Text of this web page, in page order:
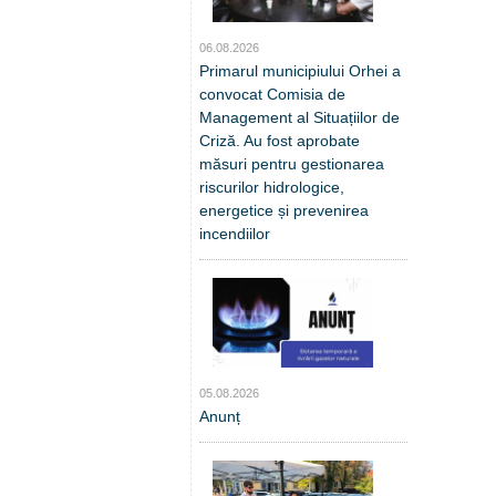
06.08.2026
Primarul municipiului Orhei a
convocat Comisia de
Management al Situațiilor de
Criză. Au fost aprobate
măsuri pentru gestionarea
riscurilor hidrologice,
energetice și prevenirea
incendiilor
05.08.2026
Anunț